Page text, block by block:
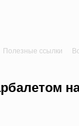
Полезные ссылки